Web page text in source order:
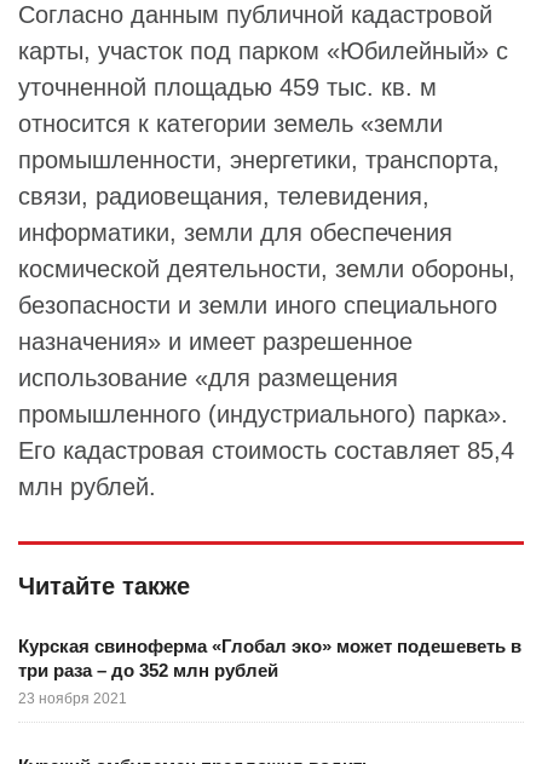
Согласно данным публичной кадастровой
карты, участок под парком «Юбилейный» с
уточненной площадью 459 тыс. кв. м
относится к категории земель «земли
промышленности, энергетики, транспорта,
связи, радиовещания, телевидения,
информатики, земли для обеспечения
космической деятельности, земли обороны,
безопасности и земли иного специального
назначения» и имеет разрешенное
использование «для размещения
промышленного (индустриального) парка».
Его кадастровая стоимость составляет 85,4
млн рублей.
Читайте также
Курская свиноферма «Глобал эко» может подешеветь в
три раза – до 352 млн рублей
23 ноября 2021